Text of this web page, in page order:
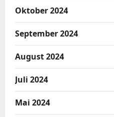
Oktober 2024
September 2024
August 2024
Juli 2024
Mai 2024